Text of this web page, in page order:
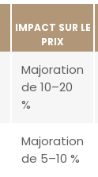
IMPACT SUR LE
PRIX
Majoration
de 10–20
%
Majoration
de 5–10 %